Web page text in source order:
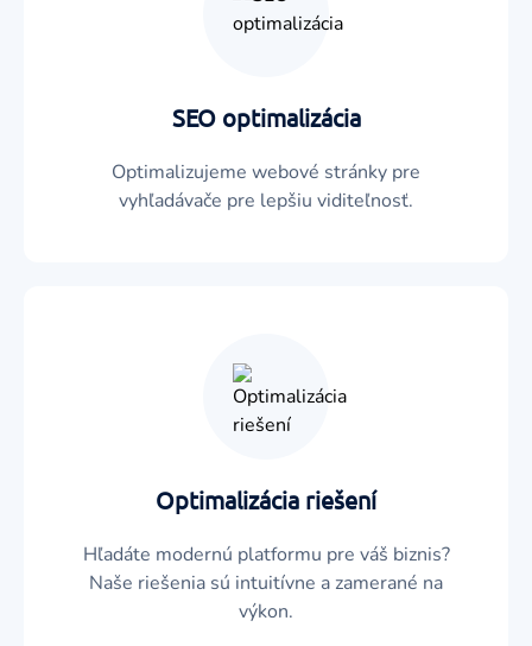
SEO optimalizácia
Optimalizujeme webové stránky pre
vyhľadávače pre lepšiu viditeľnosť.
Optimalizácia riešení
Hľadáte modernú platformu pre váš biznis?
Naše riešenia sú intuitívne a zamerané na
výkon.